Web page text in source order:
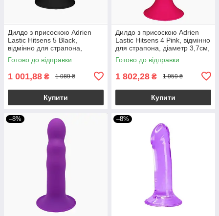
Дилдо з присоскою Adrien
Lastic Hitsens 5 Black,
відмінно для страпона,
діаметр 2,4 см, довжина
13см
Готово до відправки
1 001,88 ₴ 1 089 ₴
Купити
Дилдо з присоскою Adrien
Lastic Hitsens 4 Pink, відмінно
для страпона, діаметр 3,7см,
довжина 17,8см
Готово до відправки
1 802,28 ₴ 1 959 ₴
Купити
–8% –8%